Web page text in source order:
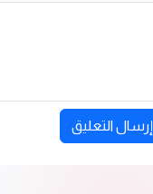
إرسال التعليق